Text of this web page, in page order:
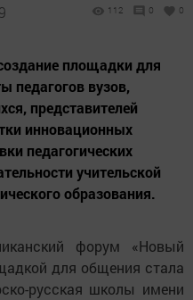
112 0 0
площадки для
педагогов вузов,
представителей
инновационных
педагогических
учительской
образования.
форум «Новый
для общения стала
русская школы имени